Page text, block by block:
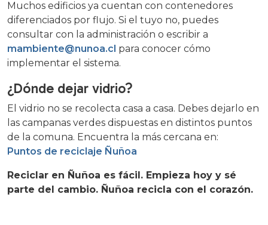
Muchos edificios ya cuentan con contenedores
diferenciados por flujo. Si el tuyo no, puedes
consultar con la administración o escribir a
mambiente@nunoa.cl para conocer cómo
implementar el sistema.
¿Dónde dejar vidrio?
El vidrio no se recolecta casa a casa. Debes dejarlo en
las campanas verdes dispuestas en distintos puntos
de la comuna. Encuentra la más cercana en:
Puntos de reciclaje Ñuñoa
Reciclar en Ñuñoa es fácil. Empieza hoy y sé
parte del cambio. Ñuñoa recicla con el corazón.